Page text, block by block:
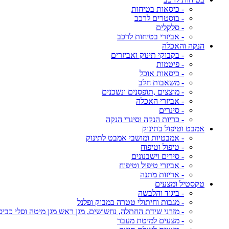
- כיסאות בטיחות
- בוסטרים לרכב
- סלקלים
- אביזרי בטיחות לרכב
הנקה והאכלה
- בקבוקי תינוק ואביזרים
- פיטמות
- כיסאות אוכל
- משאבות חלב
- מוצצים ,תופסנים ונשכנים
- אביזרי האכלה
- סינרים
- כריות הנקה וסינרי הנקה
אמבט וטיפול בתינוק
- אמבטיות ומושבי אמבט לתינוק
- טיפול וטיפוח
- סירים וישבנונים
- אביזרי טיפול וטיפוח
- אריזות מתנה
טקסטיל ומצעים
- ביגוד והלבשה
- מגבות וחיתולי טטרה במבוק ופלנל
- מזרני שידת החתלה, נחשושים, מגן ראש מגן מיטה וסלי
- מצעים למיטת מעבר